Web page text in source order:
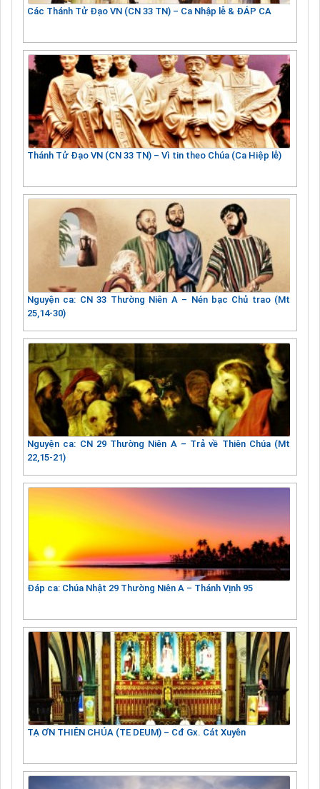
Các Thánh Tử Đạo VN (CN 33 TN) – Ca Nhập lễ & ĐÁP CA
Thánh Tử Đạo VN (CN 33 TN) – Vì tin theo Chúa (Ca Hiệp lễ)
Nguyện ca: CN 33 Thường Niên A – Nén bạc Chủ trao (Mt
25,14-30)
Nguyện ca: CN 29 Thường Niên A – Trả về Thiên Chúa (Mt
22,15-21)
Đáp ca: Chúa Nhật 29 Thường Niên A – Thánh Vịnh 95
TẠ ƠN THIÊN CHÚA (TE DEUM) – Cđ Gx. Cát Xuyên